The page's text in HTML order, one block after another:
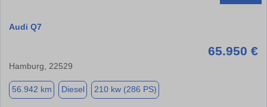
Audi Q7
65.950 €
Hamburg, 22529
56.942 km Diesel 210 kw (286 PS)